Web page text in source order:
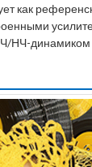
как
НЧ-динамиком